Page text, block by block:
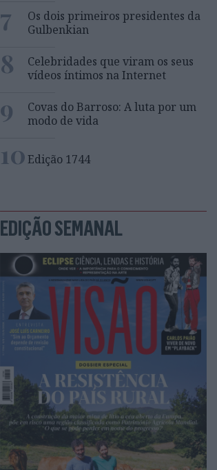
7
Os dois primeiros presidentes da
Gulbenkian
8
Celebridades que viram os seus
vídeos íntimos na Internet
9
Covas do Barroso: A luta por um
modo de vida
10Edição 1744
EDIÇÃO SEMANAL